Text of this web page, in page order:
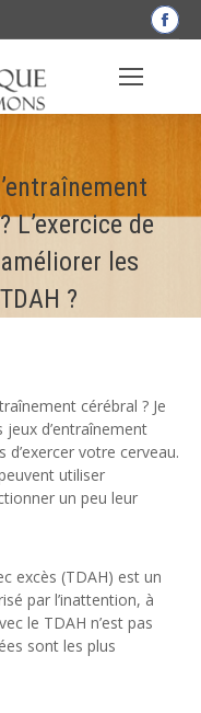
La
L’exercice de
les
?
cérébral ? Je
jeux d’entraînement
votre cerveau.
utiliser
un peu leur
excès (TDAH) est un
par l’inattention, à
le TDAH n’est pas
sont les plus